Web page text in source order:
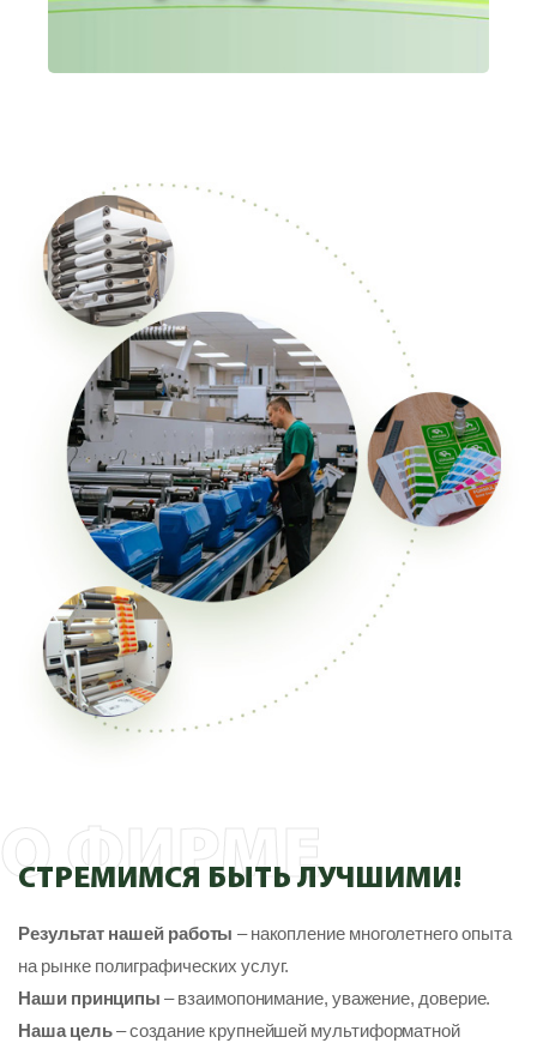
О ФИРМЕ
СТРЕМИМСЯ БЫТЬ ЛУЧШИМИ!
Результат нашей работы – накопление многолетнего опыта
на рынке полиграфических услуг.
Наши принципы – взаимопонимание, уважение, доверие.
Наша цель– создание крупнейшей мультиформатной